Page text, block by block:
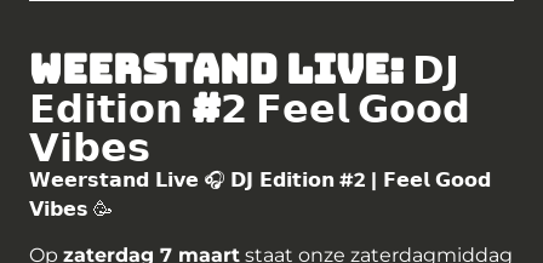
WEERSTAND LIVE: 𝗗𝗝
𝗘𝗱𝗶𝘁𝗶𝗼𝗻 #𝟮 𝗙𝗲𝗲𝗹 𝗚𝗼𝗼𝗱
𝗩𝗶𝗯𝗲𝘀
𝗪𝗲𝗲𝗿𝘀𝘁𝗮𝗻𝗱 𝗟𝗶𝘃𝗲 🎧 𝗗𝗝 𝗘𝗱𝗶𝘁𝗶𝗼𝗻 #2 | 𝗙𝗲𝗲𝗹 𝗚𝗼𝗼𝗱
𝗩𝗶𝗯𝗲𝘀 🥳
Op zaterdag 7 maart staat onze zaterdagmiddag